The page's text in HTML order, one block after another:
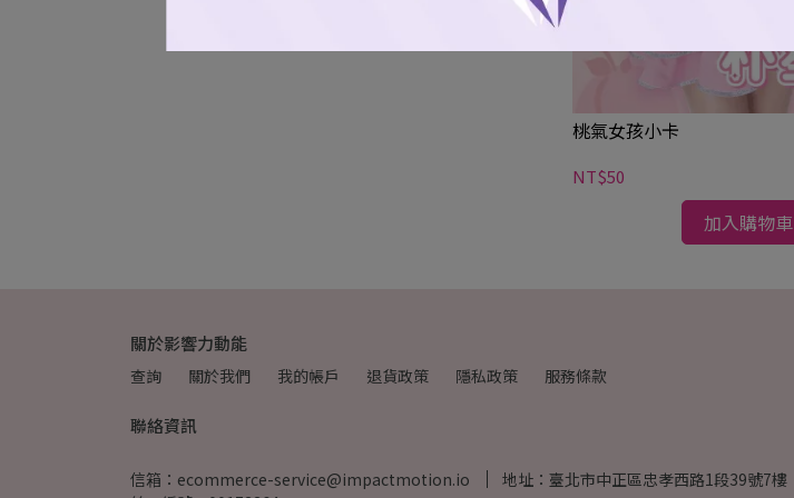
桃氣女孩小卡
NT$50
加入購物車
關於影響力動能
查詢 關於我們 我的帳戶 退貨政策 隱私政策 服務條款
聯絡資訊
信箱：ecommerce-service@impactmotion.io
地址：臺北市中正區忠孝西路1段39號7樓